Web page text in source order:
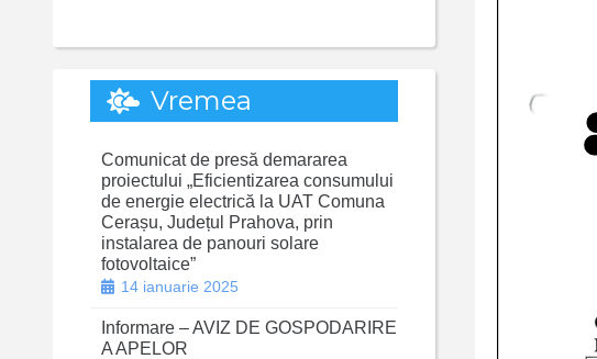
Vremea
Comunicat de presă demararea
proiectului „Eficientizarea consumului
de energie electrică la UAT Comuna
Cerașu, Județul Prahova, prin
instalarea de panouri solare
fotovoltaice”
14 ianuarie 2025
Informare – AVIZ DE GOSPODARIRE
A APELOR